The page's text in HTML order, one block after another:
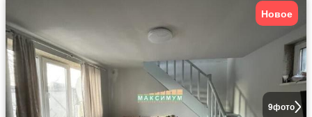
9фото
Новое